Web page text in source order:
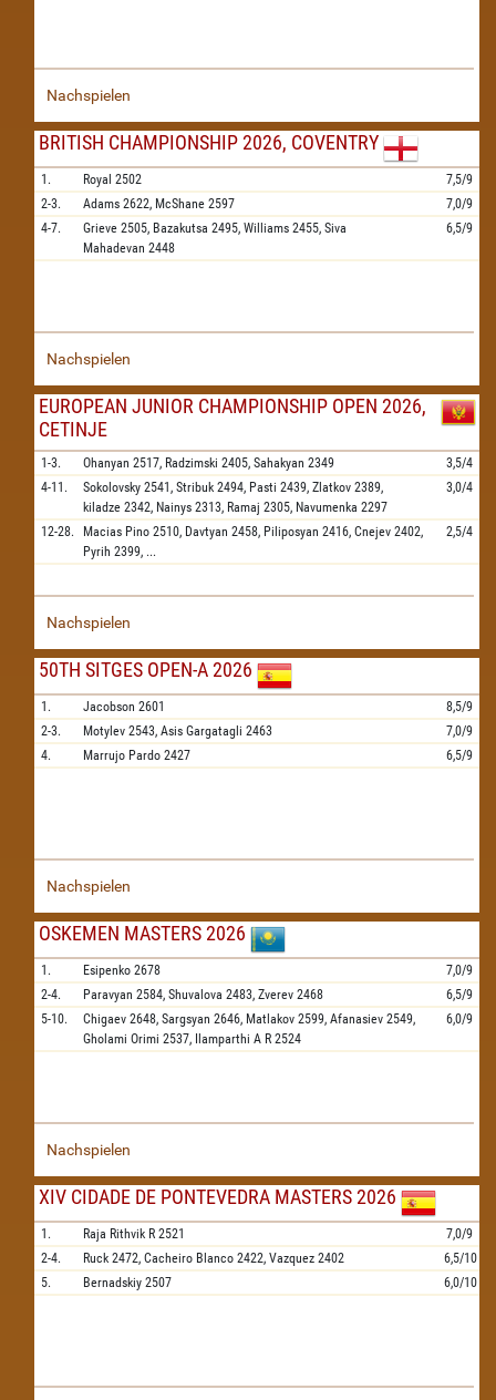
Nachspielen
BRITISH CHAMPIONSHIP 2026, COVENTRY
1. Royal 2502
7,5/9
2-3.
Adams 2622, McShane 2597
7,0/9
4-7.
Grieve 2505, Bazakutsa 2495, Williams 2455, Siva
Mahadevan 2448
6,5/9
Nachspielen
EUROPEAN JUNIOR CHAMPIONSHIP OPEN 2026,
CETINJE
1-3. Ohanyan 2517, Radzimski 2405, Sahakyan 2349
3,5/4
4-11.
Sokolovsky 2541, Stribuk 2494, Pasti 2439, Zlatkov 2389,
kiladze 2342, Nainys 2313, Ramaj 2305, Navumenka 2297
3,0/4
12-28. Macias Pino 2510, Davtyan 2458, Piliposyan 2416, Cnejev 2402,
Pyrih 2399, ...
2,5/4
Nachspielen
50TH SITGES OPEN-A 2026
1. Jacobson 2601
8,5/9
2-3.
Motylev 2543, Asis Gargatagli 2463
7,0/9
4.
Marrujo Pardo 2427 6,5/9
Nachspielen
OSKEMEN MASTERS 2026
1. Esipenko 2678
7,0/9
2-4.
Paravyan 2584, Shuvalova 2483, Zverev 2468
6,5/9
5-10.
Chigaev 2648, Sargsyan 2646, Matlakov 2599, Afanasiev 2549,
Gholami Orimi 2537, Ilamparthi A R 2524
6,0/9
Nachspielen
XIV CIDADE DE PONTEVEDRA MASTERS 2026
1. Raja Rithvik R 2521
7,0/9
2-4.
Ruck 2472, Cacheiro Blanco 2422, Vazquez 2402
6,5/10
5.
Bernadskiy 2507 6,0/10